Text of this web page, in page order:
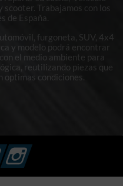
Trabajamos con los
de España.
furgoneta, SUV, 4x4
y modelo podrá encontrar
el medio ambiente para
reutilizando piezas que
optimas condiciones.
YouTubeInstagram